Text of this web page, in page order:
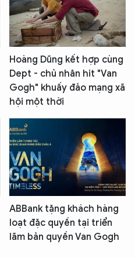
Hoàng Dũng kết hợp cùng
Dept - chủ nhân hit "Van
Gogh" khuấy đảo mạng xã
hội một thời
ABBank tặng khách hàng
loạt đặc quyền tại triển
lãm bản quyền Van Gogh